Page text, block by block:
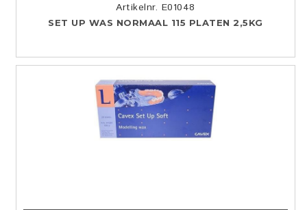
Artikelnr. E01048
SET UP WAS NORMAAL 115 PLATEN 2,5KG